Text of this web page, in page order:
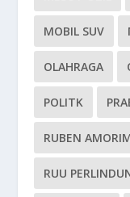
MOBIL SUV
OLAHRAGA
POLITK
RUBEN
RUU